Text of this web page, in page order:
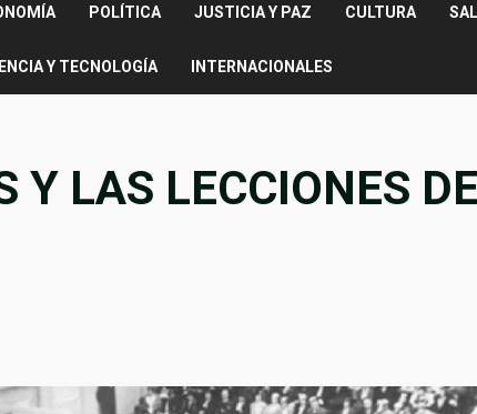
POLÍTICA JUSTICIA Y PAZ CULTURA
Y TECNOLOGÍA INTERNACIONALES
Y LAS LECCIONES DE